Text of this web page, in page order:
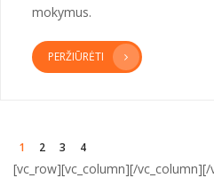
mokymus.
PERŽIŪRĖTI
1 2 3 4
[vc_row][vc_column][/vc_column][/